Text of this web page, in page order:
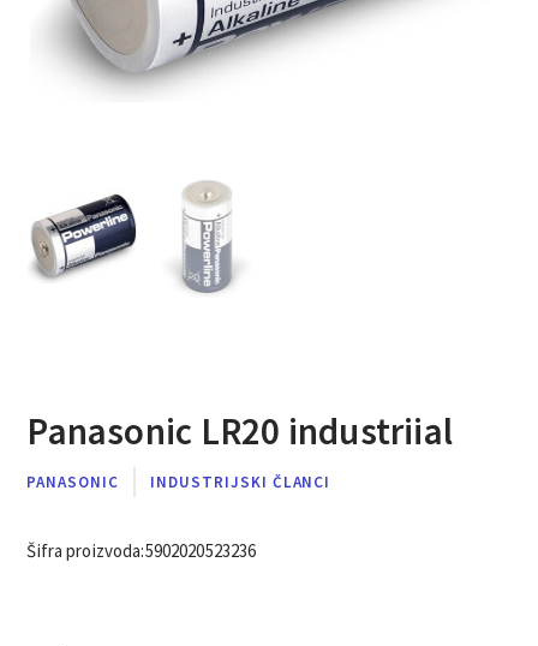
Panasonic LR20 industriial
PANASONIC INDUSTRIJSKI ČLANCI
Šifra proizvoda:5902020523236